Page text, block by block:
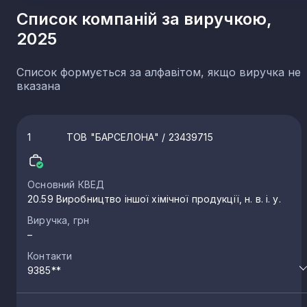
Список компаній за виручкою,
2025
Список формується за алфавітом, якщо виручка не
вказана
1 ТОВ "БАРСЕЛОНА" / 23439715
Основний КВЕД
20.59 Виробництво іншої хімічної продукції, н. в. і. у.
Виручка, грн
–
Контакти
9385**